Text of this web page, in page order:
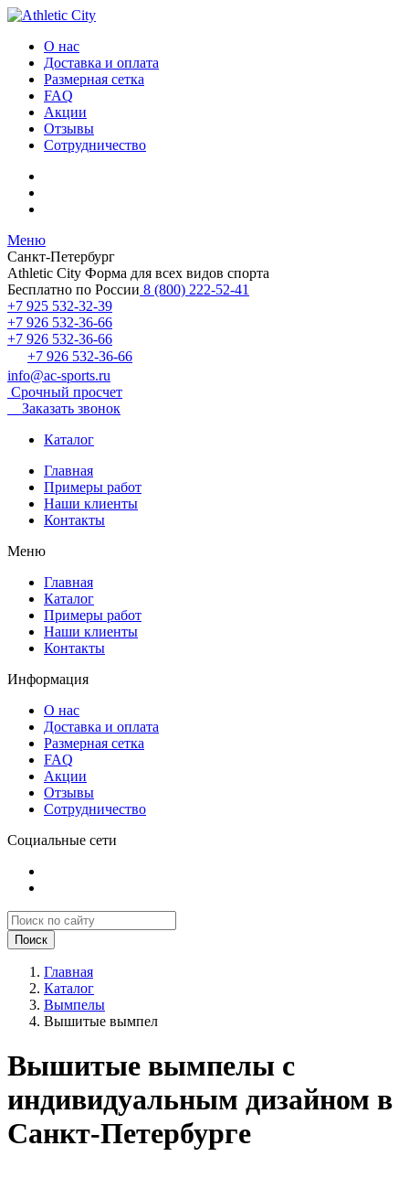
О нас
Доставка и оплата
Размерная сетка
FAQ
Акции
Отзывы
Сотрудничество
Меню
Санкт-Петербург
Athletic City Форма для всех видов спорта
Бесплатно по России 8 (800) 222-52-41
+7 925 532-32-39
+7 926 532-36-66
+7 926 532-36-66
+7 926 532-36-66
info@ac-sports.ru
Срочный просчет
Заказать звонок
Каталог
Главная
Примеры работ
Наши клиенты
Контакты
Меню
Главная
Каталог
Примеры работ
Наши клиенты
Контакты
Информация
О нас
Доставка и оплата
Размерная сетка
FAQ
Акции
Отзывы
Сотрудничество
Социальные сети
Поиск
Главная
Каталог
Вымпелы
Вышитые вымпел
Вышитые вымпелы с
индивидуальным дизайном в
Санкт-Петербурге